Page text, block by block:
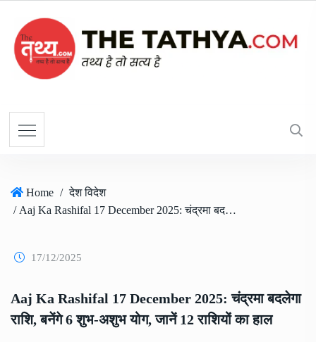
Home / देश विदेश
/ Aaj Ka Rashifal 17 December 2025: चंद्रमा बदलेगा राशि, बनेंगे 6 शुभ-अशुभ योग, जानें 12 राशियों का हाल
17/12/2025
Aaj Ka Rashifal 17 December 2025: चंद्रमा बदलेगा
राशि, बनेंगे 6 शुभ-अशुभ योग, जानें 12 राशियों का हाल